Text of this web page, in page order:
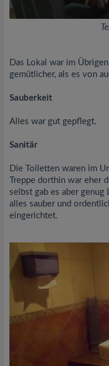
Das Lokal war im
gemütlicher, als es von
Sauberkeit
Alles war gut gepflegt.
Sanitär
Die Toiletten waren im
Treppe dorthin war eher
selbst gab es aber
alles sauber und
eingerichtet.